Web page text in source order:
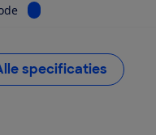
Bekijk informatie voor
specificaties